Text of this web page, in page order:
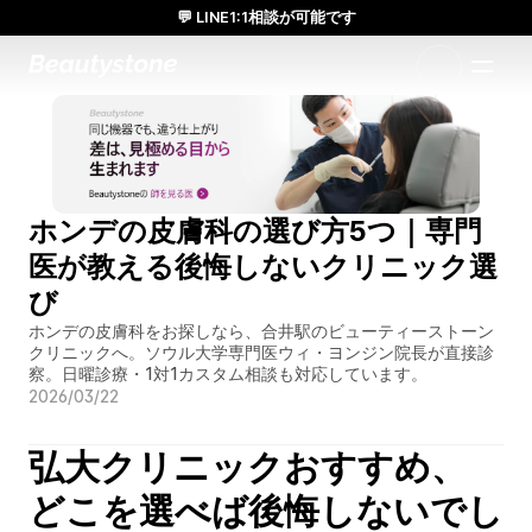
ホンデの皮膚科の選び方5つ｜専門
医が教える後悔しないクリニック選
び
ホンデの皮膚科をお探しなら、合井駅のビューティーストーン
クリニックへ。ソウル大学専門医ウィ・ヨンジン院長が直接診
察。日曜診療・1対1カスタム相談も対応しています。
2026/03/22
弘大クリニックおすすめ、
どこを選べば後悔しないでし
💬 LINE1:1相談が可能です
日本人通訳常駐／お得な体験価格／満足度の高い効果